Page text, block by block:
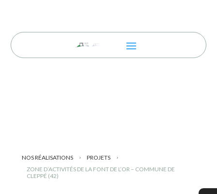
NOS RÉALISATIONS 5 PROJETS 5
ZONE D’ACTIVITÉS DE LA FONT DE L’OR – COMMUNE DE
CLEPPÉ (42)